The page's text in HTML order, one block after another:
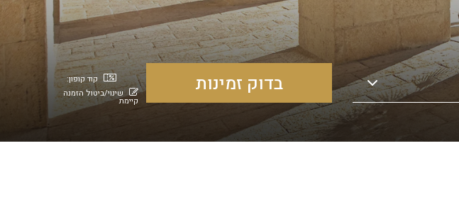
קוד קופון:
שינוי/ביטול הזמנה
קיימת